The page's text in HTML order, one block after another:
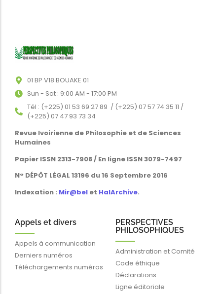
01 BP V18 BOUAKE 01
Sun - Sat : 9:00 AM - 17:00 PM
Tél : (+225) 01 53 69 27 89 / (+225) 07 57 74 35 11 /
(+225) 07 47 93 73 34
Revue Ivoirienne de Philosophie et de Sciences
Humaines
Papier ISSN 2313-7908 / En ligne ISSN 3079-7497
N° DÉPÔT LÉGAL 13196 du 16 Septembre 2016
Indexation : Mir@bel et HalArchive.
Appels et divers
Appels à communication
Derniers numéros
Téléchargements numéros
PERSPECTIVES
PHILOSOPHIQUES
Administration et Comité
Code éthique
Déclarations
Ligne éditoriale